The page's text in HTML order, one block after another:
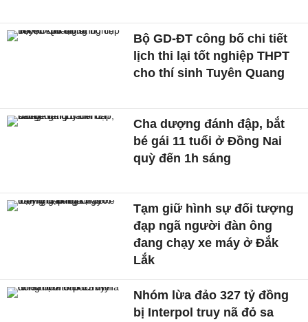
Bộ GD-ĐT công bố chi tiết
lịch thi lại tốt nghiệp THPT
cho thí sinh Tuyên Quang
Cha dượng đánh đập, bắt
bé gái 11 tuổi ở Đồng Nai
quỳ đến 1h sáng
Tạm giữ hình sự đối tượng
đạp ngã người đàn ông
đang chạy xe máy ở Đắk
Lắk
Nhóm lừa đảo 327 tỷ đồng
bị Interpol truy nã đỏ sa